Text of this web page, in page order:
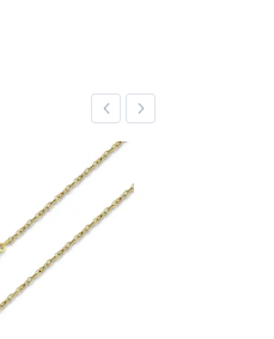
Previous
Next